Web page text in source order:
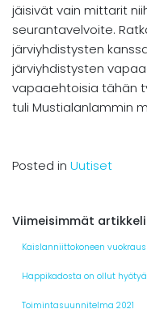
jäisivät vain mittarit
seurantavelvoite.
järviyhdistysten
järviyhdistysten
vapaaehtoisia tähän
tuli Mustialanlammin
Posted in Uutiset
Viimeisimmät
Kaislanniittokoneen
Happikadosta on ollut hyötyä
Toimintasuunnitelma 2021